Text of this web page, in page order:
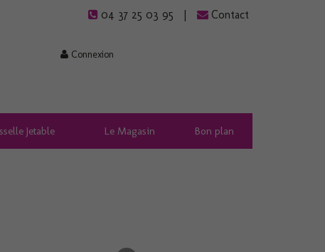
04 37 25 03 95 Contact
Connexion
Jetable Le Magasin Bon plan